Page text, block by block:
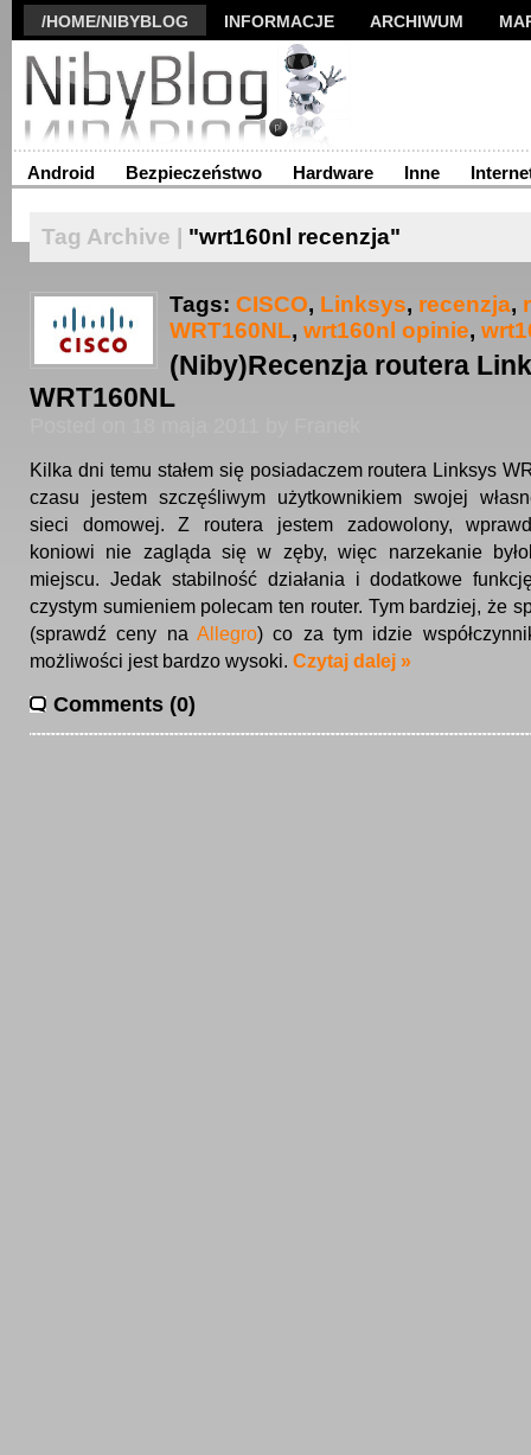
/HOME/NIBYBLOG INFORMACJE ARCHIWUM
Android Bezpieczeństwo Hardware Inne
Tag Archive | "wrt160nl recenzja"
Tags: CISCO, Linksys, recenzja,
WRT160NL, wrt160nl opinie,
(Niby)Recenzja routera
WRT160NL
Kilka dni temu stałem się posiadaczem routera Linksys
czasu jestem szczęśliwym użytkownikiem swojej
sieci domowej. Z routera jestem zadowolony,
koniowi nie zagląda się w zęby, więc narzekanie
miejscu. Jedak stabilność działania i dodatkowe
czystym sumieniem polecam ten router. Tym bardziej, że
(sprawdź ceny na Allegro) co za tym idzie
możliwości jest bardzo wysoki. Czytaj dalej »
Comments (0)